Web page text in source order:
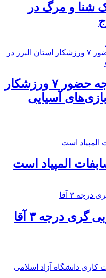
شنا و مرگ در
۲ مدال برنز نتیجه حضور ۷ ورزشکار
بازی‌های آسیایی
المپیاد است
گری درجه ۳ آقا